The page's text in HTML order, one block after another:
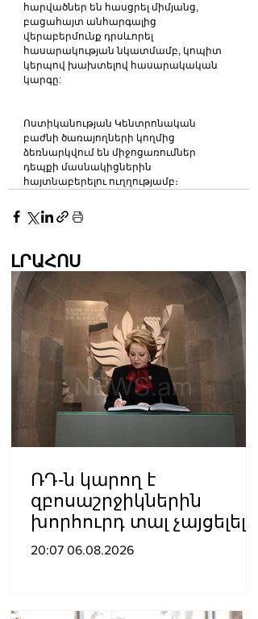
հարվածներ են հասցրել միմյանց,
բացահայտ անհարգալից
վերաբերմունք դրսևորել
հասարակության նկատմամբ, կոպիտ
կերպով խախտելով հասարակական
կարգը:
Ոստիկանության Կենտրոնական
բաժնի ծառայողների կողմից
ձեռնարկվում են միջոցառումներ
դեպքի մասնակիցներին
հայտնաբերելու ուղղությամբ։
ԼՐԱՀՈՍ
ՌԴ-ն կարող է
զբոսաշրջիկներին
խորհուրդ տալ չայցելել
Հայաստան՝
20:07 06.08.2026